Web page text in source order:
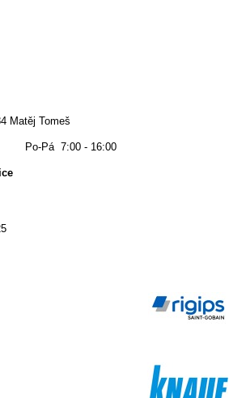
Matěj Tomeš
Pá 7:00 - 16:00